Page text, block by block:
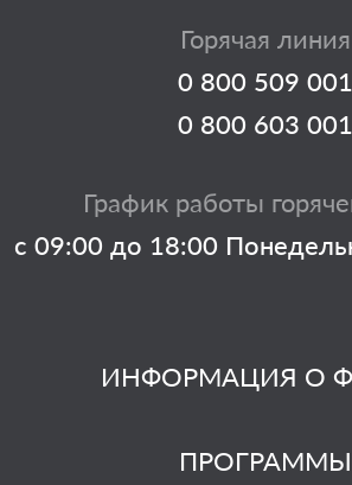
ИНФОРМАЦИЯ О
ПРОГРАММЫ
Горячая линия
0 800 509 001
0 800 603 001
График работы
с 09:00 до 18:00